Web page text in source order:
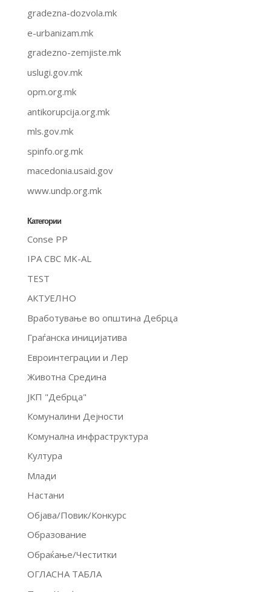
gradezna-dozvola.mk
e-urbanizam.mk
gradezno-zemjiste.mk
uslugi.gov.mk
opm.org.mk
antikorupcija.org.mk
mls.gov.mk
spinfo.org.mk
macedonia.usaid.gov
www.undp.org.mk
Категории
Conse PP
IPA CBC MK-AL
TEST
АКТУЕЛНО
Вработување во општина Дебрца
Граѓанска иницијатива
Евроинтеграции и Лер
Животна Средина
ЈКП "Дебрца"
Комуналини Дејности
Комунална инфраструктура
Култура
Млади
Настани
Објава/Повик/Конкурс
Образование
Обраќање/Честитки
ОГЛАСНА ТАБЛА